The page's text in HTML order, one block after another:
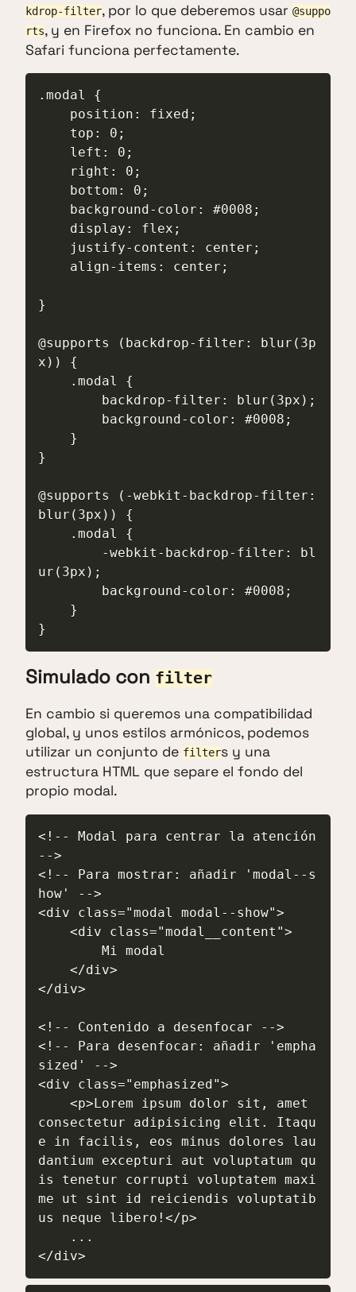
kdrop-filter, por lo que deberemos usar @suppo
rts, y en Firefox no funciona. En cambio en
Safari funciona perfectamente.
.modal {
}
@supports (backdrop-filter: blur(3p
x)) {
}
@supports (-webkit-backdrop-filter:
blur(3px)) {
ur(3px);
}
Simulado con filter
En cambio si queremos una compatibilidad
global, y unos estilos armónicos, podemos
utilizar un conjunto de filters y una
estructura HTML que separe el fondo del
propio modal.
<!-- Modal para centrar la atención
-->
<!-- Para mostrar: añadir 'modal--s
how' -->
<div class="modal modal--show">
</div>
<!-- Contenido a desenfocar -->
<!-- Para desenfocar: añadir 'empha
sized' -->
<div class="emphasized">
consectetur adipisicing elit. Itaqu
e in facilis, eos minus dolores lau
dantium excepturi aut voluptatum qu
is tenetur corrupti voluptatem maxi
me ut sint id reiciendis voluptatib
us neque libero!</p>
</div>